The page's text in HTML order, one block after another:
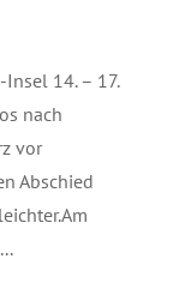
14. – 17.
nach
vor
Abschied